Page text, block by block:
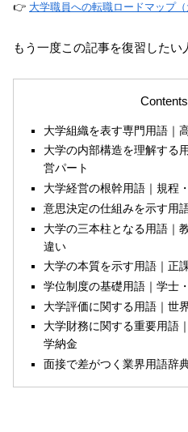
👉 大学職員への転職ロードマップ（
もう一度この記事を復習したい
Contents
大学組織を表す専門用語｜
大学の内部構造を理解する
営パート
大学経営の根幹用語｜規程
意思決定の仕組みを示す用
大学の三本柱となる用語｜
違い
大学の本質を示す用語｜正
学位制度の基礎用語｜学士
大学評価に関する用語｜世
大学財務に関する重要用語
学納金
面接で差がつく業界用語辞